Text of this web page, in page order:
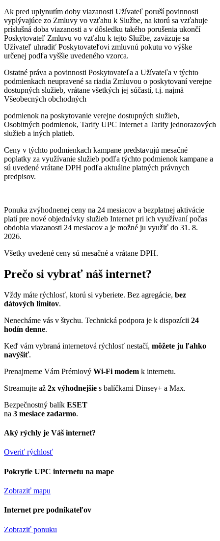
Ak pred uplynutím doby viazanosti Užívateľ poruší povinnosti
vyplývajúce zo Zmluvy vo vzťahu k Službe, na ktorú sa vzťahuje
príslušná doba viazanosti a v dôsledku takého porušenia ukončí
Poskytovateľ Zmluvu vo vzťahu k tejto Službe, zaväzuje sa
Užívateľ uhradiť Poskytovateľovi zmluvnú pokutu vo výške
určenej podľa vyššie uvedeného vzorca.
Ostatné práva a povinnosti Poskytovateľa a Užívateľa v týchto
podmienkach neupravené sa riadia Zmluvou o poskytovaní verejne
dostupných služieb, vrátane všetkých jej súčastí, t.j. najmä
Všeobecných obchodných
podmienok na poskytovanie verejne dostupných služieb,
Osobitných podmienok, Tarify UPC Internet a Tarify jednorazových
služieb a iných platieb.
Ceny v týchto podmienkach kampane predstavujú mesačné
poplatky za využívanie služieb podľa týchto podmienok kampane a
sú uvedené vrátane DPH podľa aktuálne platných právnych
predpisov.
Ponuka zvýhodnenej ceny na 24 mesiacov a bezplatnej aktivácie
platípre nové objednávky služieb Internet pri ich využívaní počas
obdobia viazanosti 24 mesiacov a je možné ju využiť do 31. 8.
2026.
Všetky uvedené ceny sú mesačné a vrátane DPH.
Prečo si vybrať náš internet?
Vždy máte rýchlosť, ktorú si vyberiete. Bez agregácie, bez
dátových limitov.
Nenecháme vás v štychu. Technická podpora je k dispozícii 24
hodín denne.
Keď vám vybraná internetová rýchlosť nestačí, môžete ju ľahko
navýšiť.
Prenajmeme Vám Prémiový Wi-Fi modem k internetu.
Streamujte až 2x výhodnejšie s balíčkami Dinsey+ a Max.
Bezpečnostný balík ESET
na 3 mesiace zadarmo.
Aký rýchly je Váš internet?
Overiť rýchlosť
Pokrytie UPC internetu na mape
Zobraziť mapu
Internet pre podnikateľov
Zobraziť ponuku